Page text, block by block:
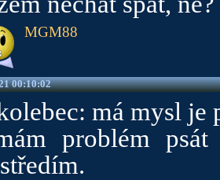
MGM88
00:10:02
má mysl je
problém